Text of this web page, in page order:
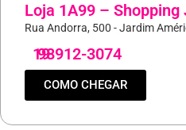
Loja 1A99 –
Rua Andorra, 500 - Jardim
19
98912-3074
COMO CHEGAR